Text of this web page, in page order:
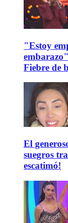
"Estoy
Fiebre de
El
suegros
escatimó!